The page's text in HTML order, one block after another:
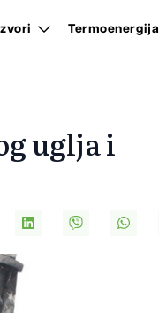
Termoenergija
uglja i